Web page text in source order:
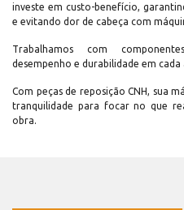
investe em custo-benefício,
e evitando dor de cabeça com
Trabalhamos com
desempenho e durabilidade em cada
Com peças de reposição CNH, sua
tranquilidade para focar no que
obra.